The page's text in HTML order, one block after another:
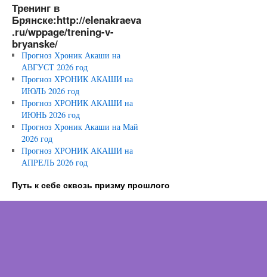
Тренинг в
Брянске:http://elenakraeva
.ru/wppage/trening-v-
bryanske/
Прогноз Хроник Акаши на
АВГУСТ 2026 год
Прогноз ХРОНИК АКАШИ на
ИЮЛЬ 2026 год
Прогноз ХРОНИК АКАШИ на
ИЮНЬ 2026 год
Прогноз Хроник Акаши на Май
2026 год
Прогноз ХРОНИК АКАШИ на
АПРЕЛЬ 2026 год
Путь к себе сквозь призму прошлого